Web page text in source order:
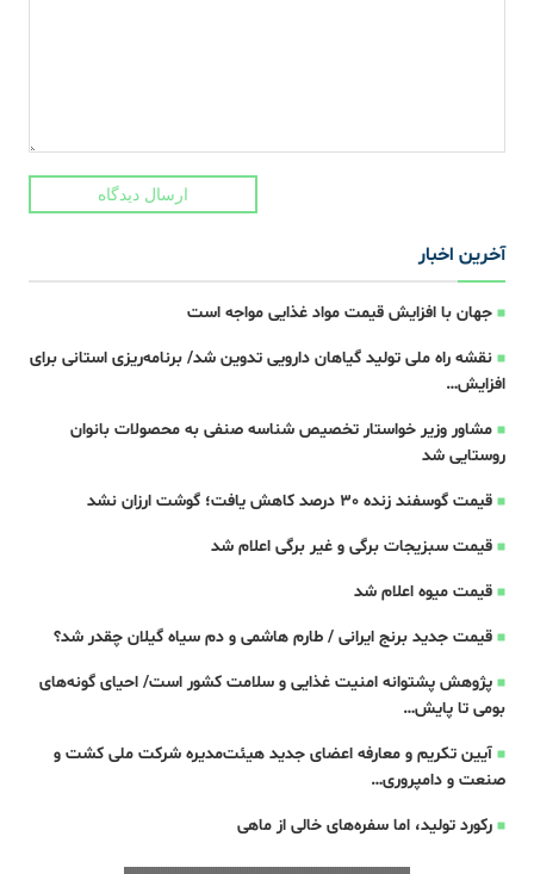
ارسال دیدگاه
آخرین اخبار
جهان با افزایش قیمت مواد غذایی مواجه است
نقشه راه ملی تولید گیاهان دارویی تدوین شد/ برنامه‌ریزی استانی برای
افزایش…
مشاور وزیر خواستار تخصیص شناسه صنفی به محصولات بانوان
روستایی شد
قیمت گوسفند زنده 30 درصد کاهش یافت؛ گوشت ارزان نشد
قیمت سبزیجات برگی و غیر برگی اعلام شد
قیمت میوه اعلام شد
قیمت جدید برنج ایرانی / طارم هاشمی و دم سیاه گیلان چقدر شد؟
پژوهش پشتوانه امنیت غذایی و سلامت کشور است/ احیای گونه‌های
بومی تا پایش…
آیین تکریم و معارفه اعضای جدید هیئت‌مدیره شرکت ملی کشت و
صنعت و دامپروری…
رکورد تولید، اما سفره‌های خالی از ماهی